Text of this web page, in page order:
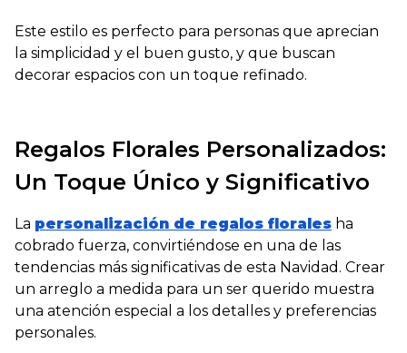
Este estilo es perfecto para personas que aprecian
la simplicidad y el buen gusto, y que buscan
decorar espacios con un toque refinado.
Regalos Florales Personalizados:
Un Toque Único y Significativo
La personalización de regalos florales ha
cobrado fuerza, convirtiéndose en una de las
tendencias más significativas de esta Navidad. Crear
un arreglo a medida para un ser querido muestra
una atención especial a los detalles y preferencias
personales.